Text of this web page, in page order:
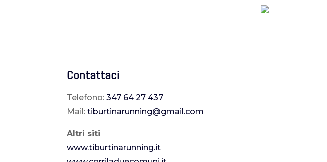
Contattaci
Telefono:347 64 27 437
Mail:tiburtinarunning@gmail.com
Altri siti
www.tiburtinarunning.it